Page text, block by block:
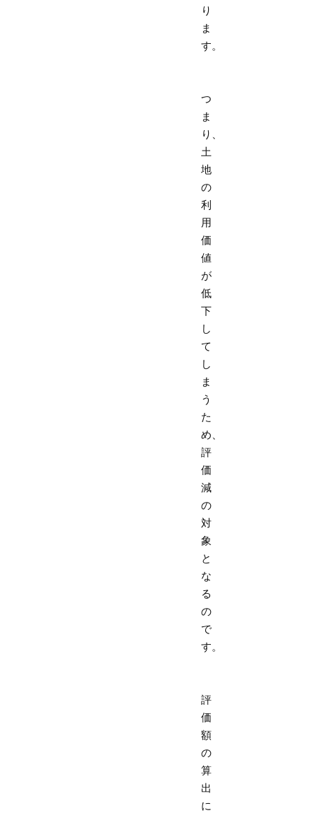
り
ま
す。
つ
ま
り、
土
地
の
利
用
価
値
が
低
下
し
て
し
ま
う
た
め、
評
価
減
の
対
象
と
な
る
の
で
す。
評
価
額
の
算
出
に